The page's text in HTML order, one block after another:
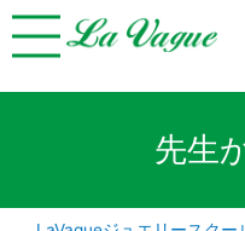
先生